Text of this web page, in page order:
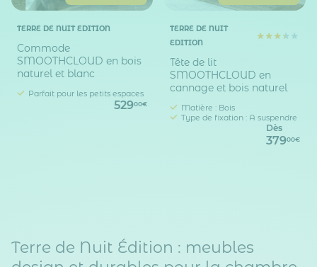
TERRE DE NUIT EDITION
Commode
SMOOTHCLOUD en bois
naturel et blanc
Parfait pour les petits espaces
52900€
TERRE DE NUIT
EDITION
Tête de lit
SMOOTHCLOUD en
cannage et bois naturel
Matière : Bois
Type de fixation : A suspendre
Dès
37900€
Terre de Nuit Édition : meubles